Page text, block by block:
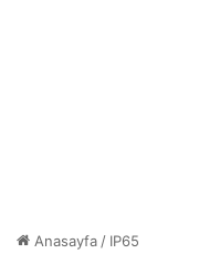
Anasayfa/ IP65